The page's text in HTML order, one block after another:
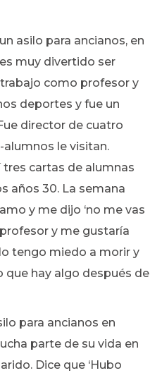
asilo para ancianos, en
muy divertido ser
como profesor y
deportes y fue un
director de cuatro
alumnos le visitan.
tres cartas de alumnas
años 30. La semana
y me dijo ‘no me vas
y me gustaría
tengo miedo a morir y
que hay algo después de
para ancianos en
parte de su vida en
Dice que ‘Hubo